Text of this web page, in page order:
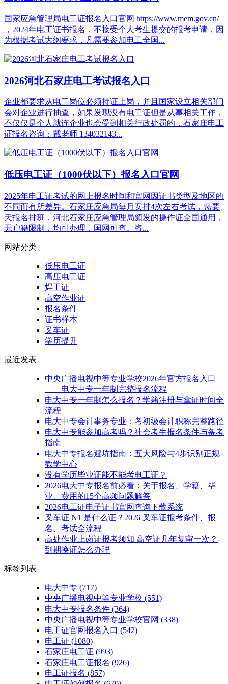
国家应急管理局电工证报名入口官网 https://www.mem.gov.cn/
，2024年电工证书报名，不接受个人考生提交的报考申请，因
为根据考试大纲要求，凡需要参加电工全国...
2026河北石家庄电工考试报名入口
企业都要求从电工岗位必须持证上岗，并且国家设立相关部门
会对企业进行抽查，如果发现没有电工证但是从事相关工作，
不仅仅是个人就连企业也会受到相关行政处罚的，石家庄电工
证报名咨询：戴老师 134032143...
低压电工证（1000伏以下）报名入口官网
2025年电工证考试的网上报名时间和官网因证书类型及地区的
不同而有所差异。石家庄应急局每月安排4次左右考试，需要
天报名排班，河北石家庄应急管理局颁发的操作证全国通用，
无户籍限制，均可办理，国网可查。咨...
网站分类
低压电工证
高压电工证
焊工证
高空作业证
报名条件
证书样本
叉车证
学历提升
最近发表
中央广播电视中等专业学校2026年官方报名入口
——电大中专一年制完整报名流程
电大中专一年制怎么报名？学籍注册与拿证时间全
流程
电大中专会计事务专业：考初级会计职称完整路径
电大中专能参加高考吗？社会考生报名条件与备考
指南
电大中专报名避坑指南：五大风险与4步识别正规
教学中心
没有学历毕业证能不能考电工证？
2026电大中专报名前必看：关于报名、学籍、毕
业、费用的15个高频问题解答
2026电工证电子证书官网查询下载系统
叉车证 N1 是什么证？2026 叉车证报考条件、报
名、考试全流程
​高处作业上岗证报考须知 高空证几年复审一次？
到期换证怎么办理
标签列表
电大中专 (717)
中央广播电视中等专业学校 (551)
电大中专报名条件 (364)
中央广播电视中等专业学校官网 (338)
电工证官网报名入口 (542)
电工证 (1080)
石家庄电工证 (993)
石家庄电工证报名 (926)
电工证报名 (857)